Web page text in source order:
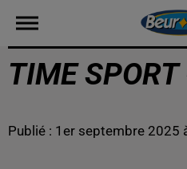
TIME
Publié : 1er septembre 2025